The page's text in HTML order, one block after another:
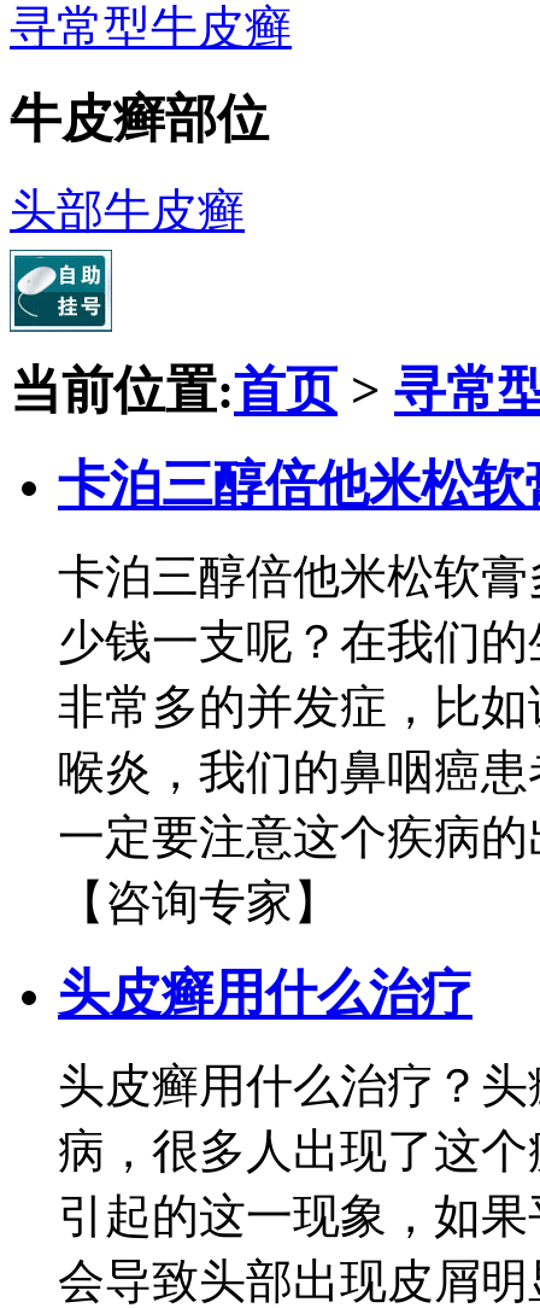
寻常型牛皮癣
牛皮癣部位
头部牛皮癣
当前位置:首页> 寻常
卡泊三醇倍他米松
卡泊三醇倍他米松软
少钱一支呢？在我们
非常多的并发症，比
喉炎，我们的鼻咽癌
一定要注意这个疾病
【咨询专家】
头皮癣用什么治疗
头皮癣用什么治疗？
病，很多人出现了这
引起的这一现象，如
会导致头部出现皮屑